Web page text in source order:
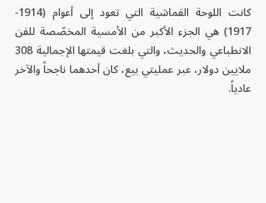
كانت اللوحة القماشية التي تعود إلى أعوام (1914-
1917) هي الجزء الأكبر من الأمسية المخصّصة للفن
الانطباعي والحديث، والتي بلغت قيمتها الإجمالية 308
ملايين دولار، عبر عمليتي بيع، كان أحدهما ناجحاً والآخر
عادياً.